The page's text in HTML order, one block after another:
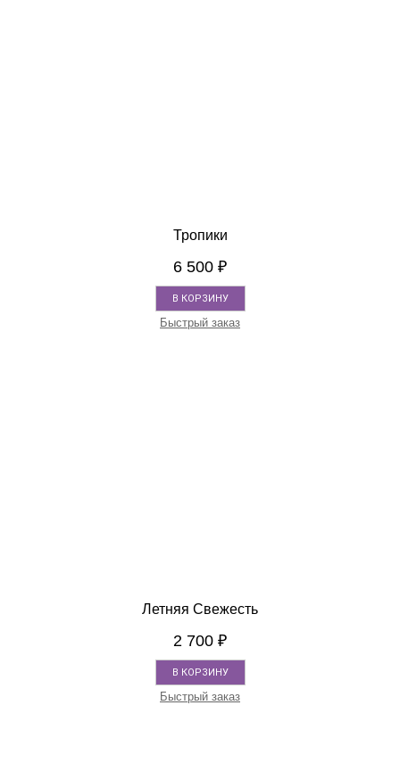
Тропики
6 500 ₽
В КОРЗИНУ
Быстрый заказ
Летняя Свежесть
2 700 ₽
В КОРЗИНУ
Быстрый заказ